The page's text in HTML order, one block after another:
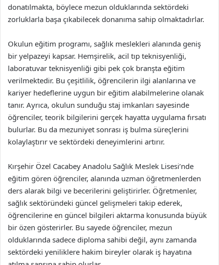
donatılmakta, böylece mezun olduklarında sektördeki
zorluklarla başa çıkabilecek donanıma sahip olmaktadırlar.
Okulun eğitim programı, sağlık meslekleri alanında geniş
bir yelpazeyi kapsar. Hemşirelik, acil tıp teknisyenliği,
laboratuvar teknisyenliği gibi pek çok branşta eğitim
verilmektedir. Bu çeşitlilik, öğrencilerin ilgi alanlarına ve
kariyer hedeflerine uygun bir eğitim alabilmelerine olanak
tanır. Ayrıca, okulun sunduğu staj imkanları sayesinde
öğrenciler, teorik bilgilerini gerçek hayatta uygulama fırsatı
bulurlar. Bu da mezuniyet sonrası iş bulma süreçlerini
kolaylaştırır ve sektördeki deneyimlerini artırır.
Kırşehir Özel Cacabey Anadolu Sağlık Meslek Lisesi’nde
eğitim gören öğrenciler, alanında uzman öğretmenlerden
ders alarak bilgi ve becerilerini geliştirirler. Öğretmenler,
sağlık sektöründeki güncel gelişmeleri takip ederek,
öğrencilerine en güncel bilgileri aktarma konusunda büyük
bir özen gösterirler. Bu sayede öğrenciler, mezun
olduklarında sadece diploma sahibi değil, aynı zamanda
sektördeki yeniliklere hakim bireyler olarak iş hayatına